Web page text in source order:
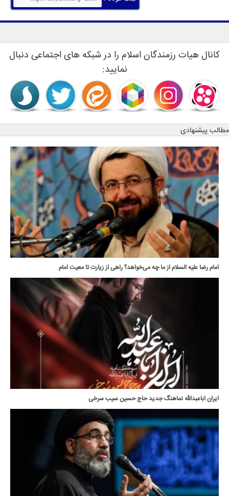
کانال هیات رزمندگان اسلام را در شبکه های اجتماعی دنبال
نمایید:
مطالب پیشنهادی
امام رضا علیه السلام از ما چه می‌خواهد؟ راهی از زیارت تا معیت امام
ایران اباعبدالله نماهنگ جدید حاج حسین سیب سرخی